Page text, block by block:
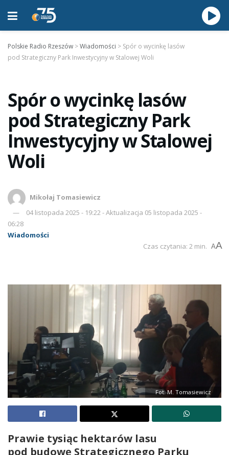
Polskie Radio Rzeszów >Wiadomości > Spór o wycinkę lasów
pod Strategiczny Park Inwestycyjny w Stalowej Woli
Spór o wycinkę lasów
pod Strategiczny Park
Inwestycyjny w Stalowej
Woli
Mikołaj Tomasiewicz
04 listopada 2025 - 19:22 - Aktualizacja 05 listopada 2025 -
06:28
Wiadomości
Czas czytania: 2 min. AA
Fot. M. Tomasiewicz
Prawie tysiąc hektarów lasu
pod budowę Strategicznego Parku